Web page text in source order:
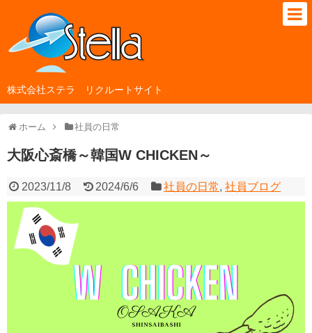
株式会社ステラ リクルートサイト
ホーム 社員の日常
大阪心斎橋～韓国W CHICKEN～
2023/11/8 2024/6/6 社員の日常,社員ブログ